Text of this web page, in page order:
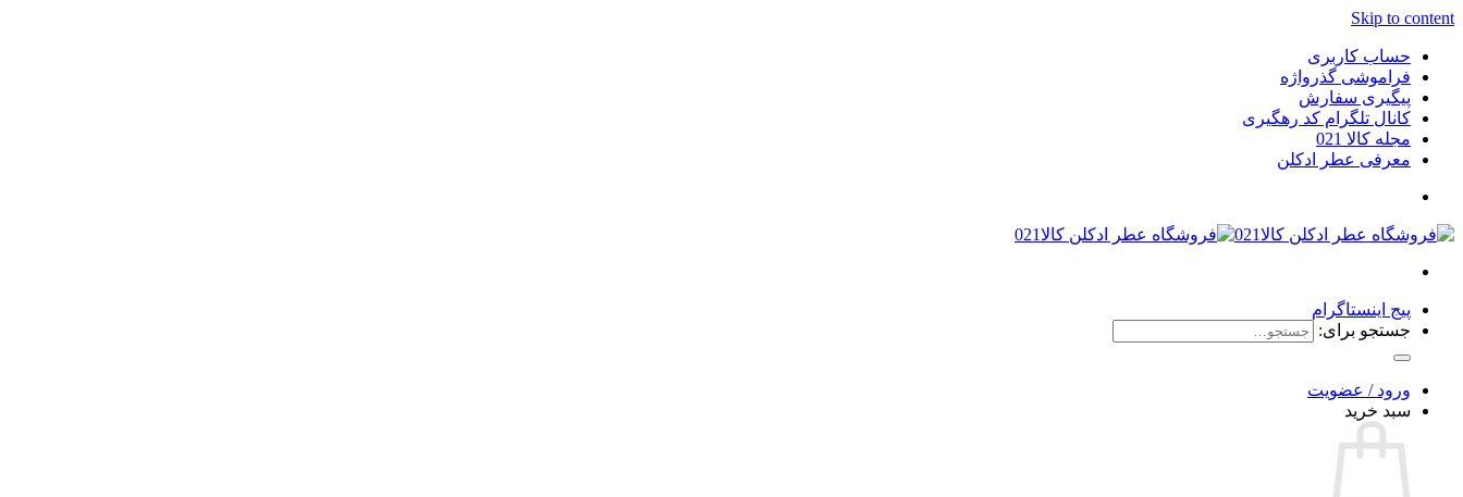
Skip to content
حساب کاربری
فراموشی گذرواژه
پیگیری سفارش
کانال تلگرام کد رهگیری
مجله کالا 021
معرفی عطر ادکلن
پیج اینستاگرام
جستجو برای:
ورود / عضویت
سبد خرید